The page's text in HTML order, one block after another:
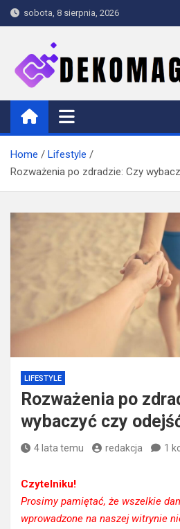
Skip
to
sobota, 8 sierpnia, 2026
dekomagazyn.pl
Blog
Home
Lifestyle
Rozważenia po zdradzie: Czy
LIFESTYLE
Rozważenia po
wybaczyć czy
4 lata temu redakcja 1
Czytelniku!
Prosimy pamiętać, że wszelkie
wprowadzone na naszej witrynie